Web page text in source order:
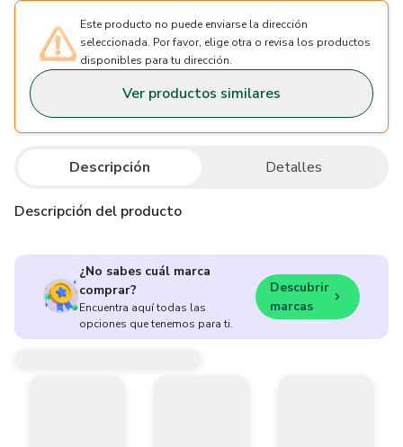
Este producto no puede enviarse la dirección
seleccionada. Por favor, elige otra o revisa los productos
disponibles para tu dirección.
Ver productos similares
Descripción Detalles
Descripción del producto
¿No sabes cuál marca
comprar?
Encuentra aquí todas las
opciones que tenemos para ti.
Descubrir
marcas